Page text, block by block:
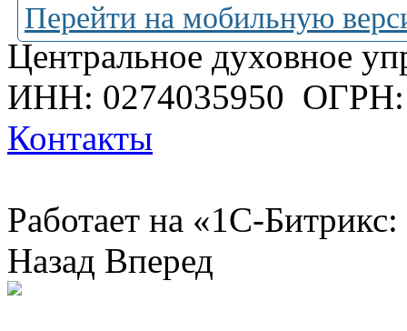
Перейти на мобильную
Центральное духовное
ИНН: 0274035950 ОГРН:
Контакты
Работает на «1С-
Назад Вперед